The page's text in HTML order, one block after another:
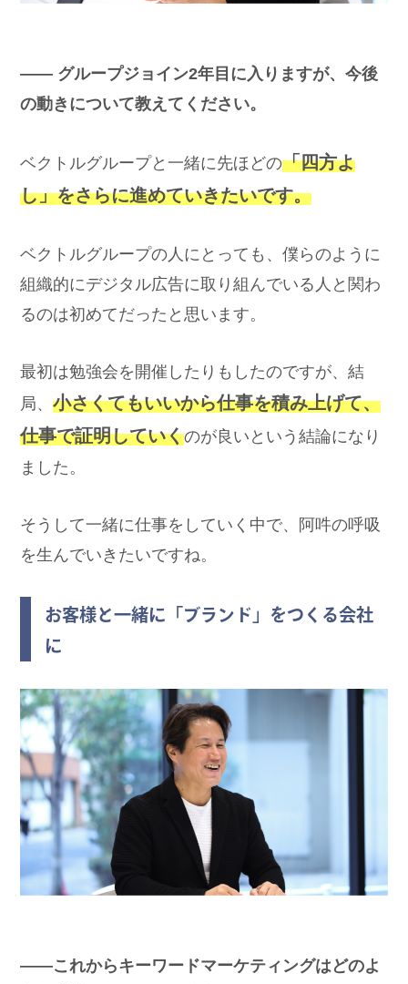
―― グループジョイン2年目に入りますが、今後
の動きについて教えてください。
ベクトルグループと一緒に先ほどの「四方よ
し」をさらに進めていきたいです。
ベクトルグループの人にとっても、僕らのように
組織的にデジタル広告に取り組んでいる人と関わ
るのは初めてだったと思います。
最初は勉強会を開催したりもしたのですが、結
局、小さくてもいいから仕事を積み上げて、
仕事で証明していくのが良いという結論になり
ました。
そうして一緒に仕事をしていく中で、阿吽の呼吸
を生んでいきたいですね。
お客様と一緒に「ブランド」をつくる会社
に
――これからキーワードマーケティングはどのよ